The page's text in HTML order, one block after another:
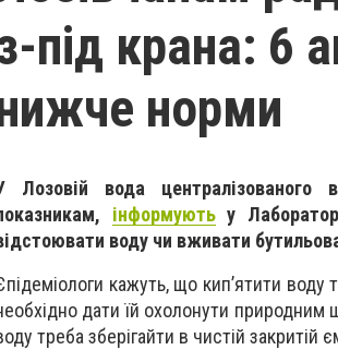
під крана: 6
норми
Лозовій вода
інформуютьу
воду чи вживати
кажуть, що кип’ятити
дати їй охолонути
треба зберігайти в чистій закритій